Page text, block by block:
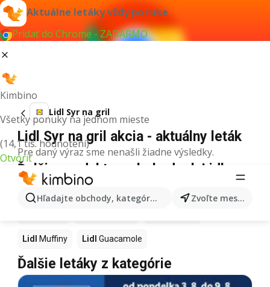
Aktuálne letáky vždy po ruke
Pridať do Chrome - ZADARMO
Kimbino
Všetky ponuky na jednom mieste
(14,1 tis. hodnotení)
Otvoriť
Hľadajte obchody, kategórie, produkty... Zvoľte mesto
Lidl Syr na gril
Lidl Syr na gril akcia - aktuálny leták
Pre daný výraz sme nenašli žiadne výsledky.
Ďalšie produkty v obchodoch Lidl
Lidl Muffiny Lidl Guacamole
Ďalšie letáky z kategórie